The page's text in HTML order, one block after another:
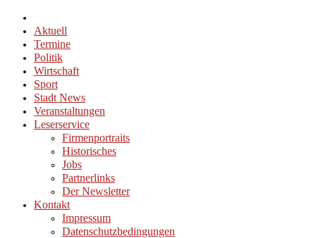
Aktuell
Termine
Politik
Wirtschaft
Sport
Stadt News
Veranstaltungen
Leserservice
Firmenportraits
Historisches
Jobs
Partnerlinks
Der Newsletter
Kontakt
Impressum
Datenschutzbedingungen